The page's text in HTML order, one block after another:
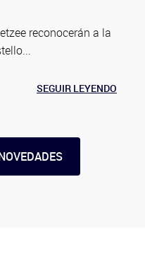
reconocerán a la
SEGUIR LEYENDO